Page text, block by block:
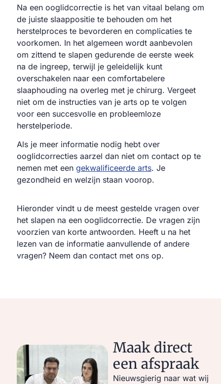
Na een ooglidcorrectie is het van vitaal belang om
de juiste slaappositie te behouden om het
herstelproces te bevorderen en complicaties te
voorkomen. In het algemeen wordt aanbevolen
om zittend te slapen gedurende de eerste week
na de ingreep, terwijl je geleidelijk kunt
overschakelen naar een comfortabelere
slaaphouding na overleg met je chirurg. Vergeet
niet om de instructies van je arts op te volgen
voor een succesvolle en probleemloze
herstelperiode.
Als je meer informatie nodig hebt over
ooglidcorrecties aarzel dan niet om contact op te
nemen met een gekwalificeerde arts. Je
gezondheid en welzijn staan voorop.
Hieronder vindt u de meest gestelde vragen over
het slapen na een ooglidcorrectie. De vragen zijn
voorzien van korte antwoorden. Heeft u na het
lezen van de informatie aanvullende of andere
vragen? Neem dan contact met ons op.
Maak direct
een afspraak
Nieuwsgierig naar wat wij